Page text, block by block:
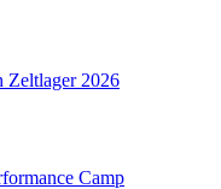
Zeltlager 2026
Camp